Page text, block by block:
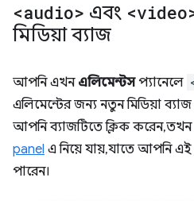
<audio> এবং
মিডিয়া ব্যাজ
আপনি এখন এলিমেন্টসপ্যানেলে
এলিমেন্টের জন্য নতুন মিডিয়া
আপনি ব্যাজটিতে ক্লিক করেন,
panel এ নিয়ে যায়, যাতে আপনি
পারেন।